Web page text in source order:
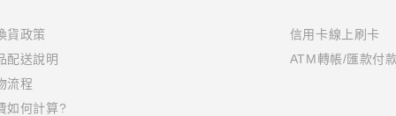
貨政策
配送說明
流程
如何計算?
信用卡線上刷卡
ATM轉帳/匯款付